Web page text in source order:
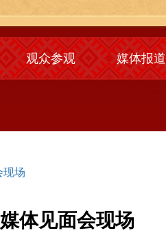
观众参观 媒体报道
现场
媒体见面会现场